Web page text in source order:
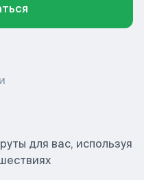
для вас, используя